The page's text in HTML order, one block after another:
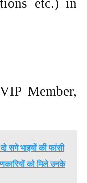
Member,
सगे भाइयों की फांसी
को मिले उनके